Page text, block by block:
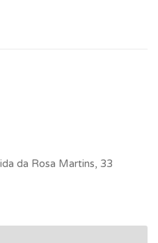
da Rosa Martins, 33